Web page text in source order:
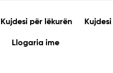
Kujdesi për lëkurën
Llogaria ime